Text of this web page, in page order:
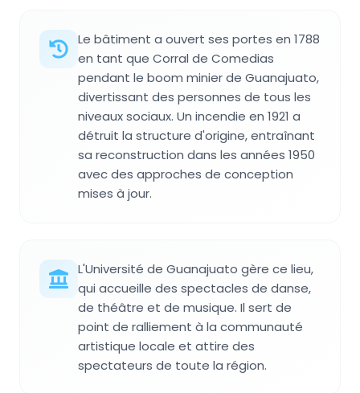
Le bâtiment a ouvert ses portes en 1788
en tant que Corral de Comedias
pendant le boom minier de Guanajuato,
divertissant des personnes de tous les
niveaux sociaux. Un incendie en 1921 a
détruit la structure d'origine, entraînant
sa reconstruction dans les années 1950
avec des approches de conception
mises à jour.
L'Université de Guanajuato gère ce lieu,
qui accueille des spectacles de danse,
de théâtre et de musique. Il sert de
point de ralliement à la communauté
artistique locale et attire des
spectateurs de toute la région.